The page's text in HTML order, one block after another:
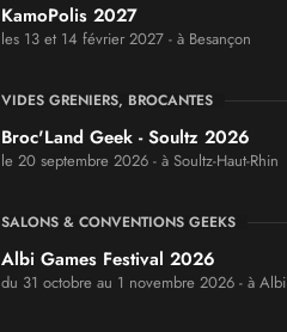
KamoPolis 2027
les 13 et 14 février 2027 - à Besançon
VIDES GRENIERS, BROCANTES
Broc'Land Geek - Soultz 2026
le 20 septembre 2026 - à Soultz-Haut-Rhin
SALONS & CONVENTIONS GEEKS
Albi Games Festival 2026
du 31 octobre au 1 novembre 2026 - à Albi